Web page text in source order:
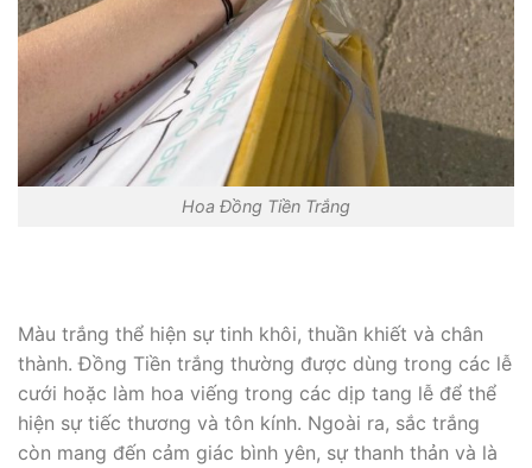
Hoa Đồng Tiền Trắng
Màu trắng thể hiện sự tinh khôi, thuần khiết và chân
thành. Đồng Tiền trắng thường được dùng trong các lễ
cưới hoặc làm hoa viếng trong các dịp tang lễ để thể
hiện sự tiếc thương và tôn kính. Ngoài ra, sắc trắng
còn mang đến cảm giác bình yên, sự thanh thản và là